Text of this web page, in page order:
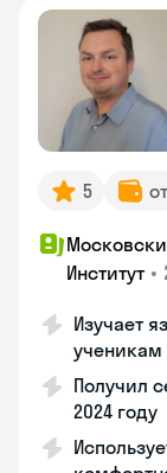
5
Институт •
Изучает
ученикам
Получил
2024 году